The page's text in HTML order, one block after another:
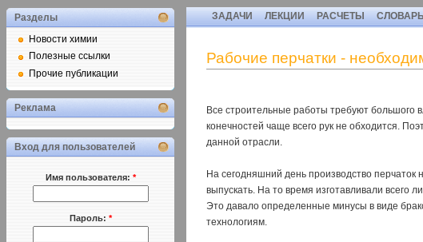
ЗАДАЧИ ЛЕКЦИИ РАСЧЕТЫ
Рабочие перчатки -
Все строительные работы требуют большого
конечностей чаще всего рук не обходится.
данной отрасли.
На сегодняшний день производство перчаток
выпускать. На то время изготавливали всего
Это давало определенные минусы в виде
технологиям.
Разделы
Новости химии
Полезные ссылки
Прочие публикации
Реклама
Вход для пользователей
Имя пользователя: *
Пароль: *